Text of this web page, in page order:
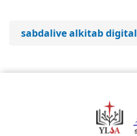
sabdalive alkitab digital